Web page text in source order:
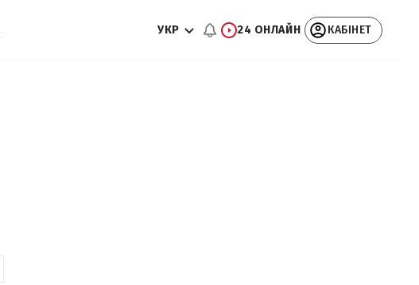
УКР 24 ОНЛАЙН КАБІНЕТ